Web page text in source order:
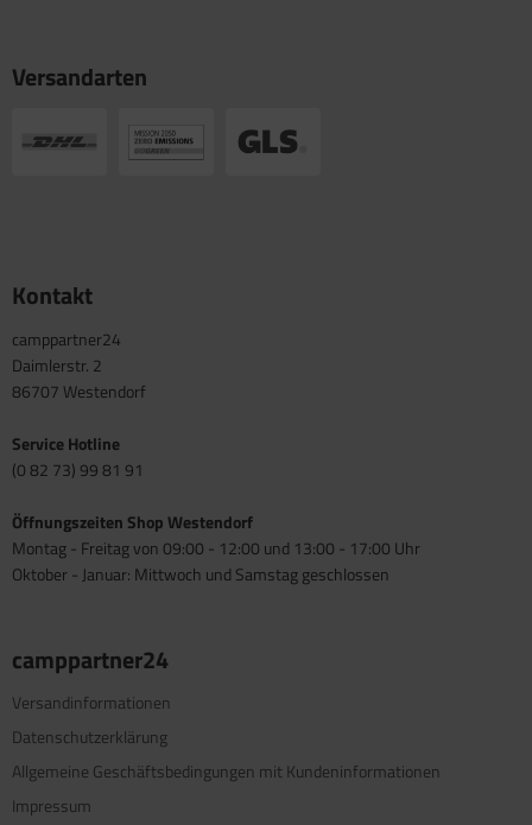
Versandarten
Kontakt
camppartner24
Daimlerstr. 2
86707 Westendorf
Service Hotline
(0 82 73) 99 81 91
Öffnungszeiten Shop Westendorf
Montag - Freitag von 09:00 - 12:00 und 13:00 - 17:00 Uhr
Oktober - Januar: Mittwoch und Samstag geschlossen
camppartner24
Versandinformationen
Datenschutzerklärung
Allgemeine Geschäftsbedingungen mit Kundeninformationen
Impressum